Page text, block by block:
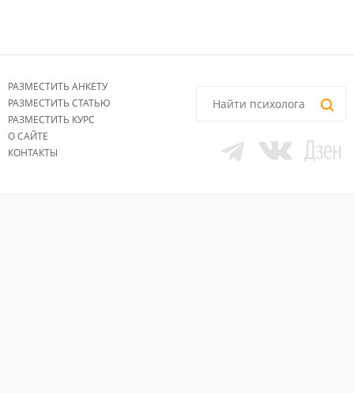
РАЗМЕСТИТЬ АНКЕТУ
РАЗМЕСТИТЬ СТАТЬЮ
РАЗМЕСТИТЬ КУРС
О САЙТЕ
КОНТАКТЫ